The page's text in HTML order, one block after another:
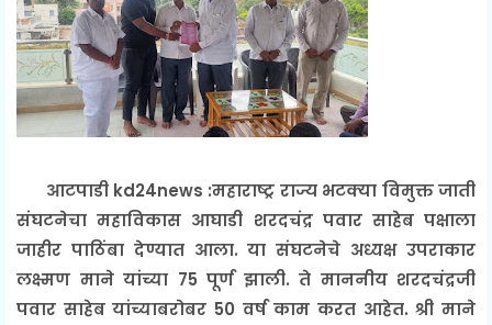
आटपाडी kd24news :महाराष्ट्र राज्य भटक्या विमुक्त जाती
संघटनेचा महाविकास आघाडी शरदचंद्र पवार साहेब पक्षाला
जाहीर पाठिंबा देण्यात आला. या संघटनेचे अध्यक्ष उपराकार
लक्ष्मण माने यांच्या 75 पूर्ण झाली. ते माननीय शरदचंद्रजी
पवार साहेब यांच्याबरोबर 50 वर्ष काम करत आहेत. श्री माने